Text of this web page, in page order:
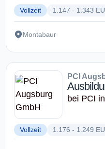
Vollzeit 1.147 - 1.343
Montabaur
PCI
bei PCI
Vollzeit 1.176 - 1.249